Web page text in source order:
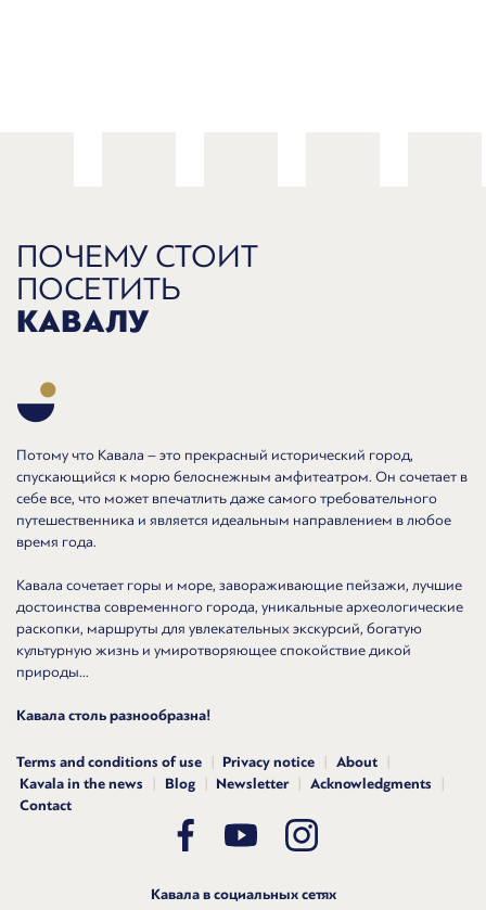
ПОЧЕМУ СТОИТ
ПОСЕТИТЬ
КАВАЛУ
Потому что Кавала – это прекрасный исторический город,
спускающийся к морю белоснежным амфитеатром. Он сочетает в
себе все, что может впечатлить даже самого требовательного
путешественника и является идеальным направлением в любое
время года.
Кавала сочетает горы и море, завораживающие пейзажи, лучшие
достоинства современного города, уникальные археологические
раскопки, маршруты для увлекательных экскурсий, богатую
культурную жизнь и умиротворяющее спокойствие дикой
природы...
Кавала столь разнообразна!
Terms and conditions of use Privacy notice
About
Kavala in the news
Blog Newsletter
Acknowledgments
Contact
Кавала в социальных сетях